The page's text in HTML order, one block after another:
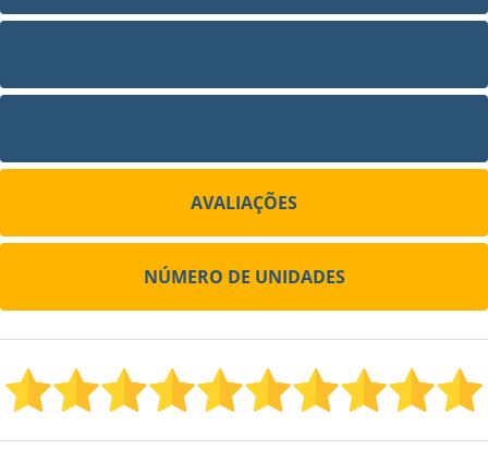
AVALIAÇÕES
NÚMERO DE UNIDADES